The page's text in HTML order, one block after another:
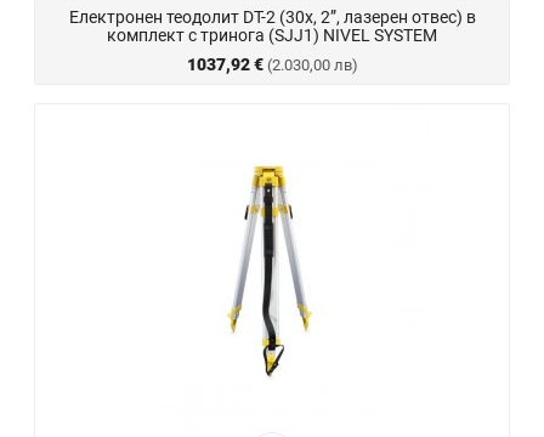
Електронен теодолит DT-2 (30x, 2”, лазерен отвес) в
комплект с тринога (SJJ1) NIVEL SYSTEM
1037,92 € (2.030,00 лв)